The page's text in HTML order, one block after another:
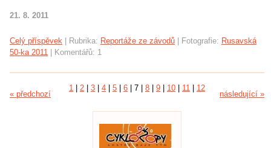
21. 8. 2011
Celý příspěvek Rubrika: Reportáže ze závodů Fotografie: Rusavská
50-ka 2011
Komentářů: 1
« předchozí
1 2 3 4 5 6 7 8 9 10 11 12
následující »